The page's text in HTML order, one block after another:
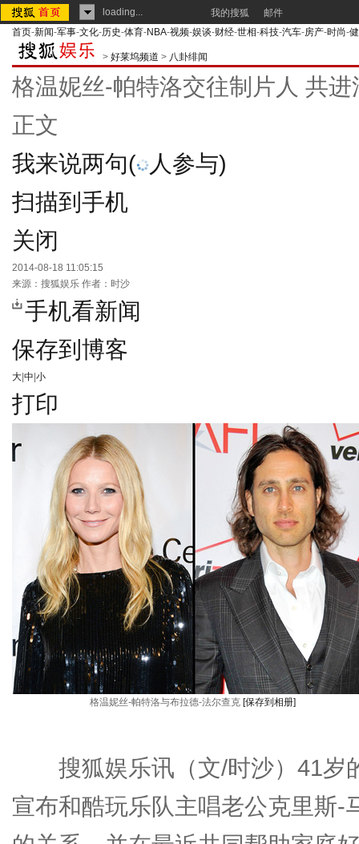
loading... 我的搜狐
邮件
首页-新闻-军事-文化-历史-体育-NBA-视频-娱谈-财经-世相-科技-汽车-房产-时尚-
> 好莱坞频道 > 八卦绯闻
格温妮丝-帕特洛交往制片人 共进
正文
我来说两句(
人参与)
扫描到手机
关闭
2014-08-18 11:05:15
来源： 搜狐娱乐 作者：时沙
手机看新闻
保存到博客
大 中 小
打印
格温妮丝-帕特洛与布拉德-法尔查克 [保存到相册]
搜狐娱乐讯（文/时沙）41岁
宣布和酷玩乐队主唱老公克里斯-